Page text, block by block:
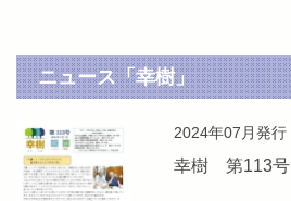
ニュース「幸樹」
2024年07月発行
幸樹 第113号